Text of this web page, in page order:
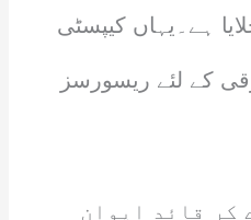
ہے۔یہاں کیپسٹی
کے لئے ریسورسز
کو48 ووٹ دے کر قائد ایوان